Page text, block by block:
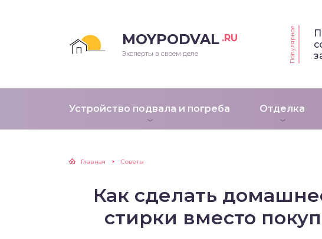
MOYPODVAL .RU
Эксперты в своем деле Популярное
Устройство подвала и погреба Отделка
Главная Советы
Как сделать
стирки вместо